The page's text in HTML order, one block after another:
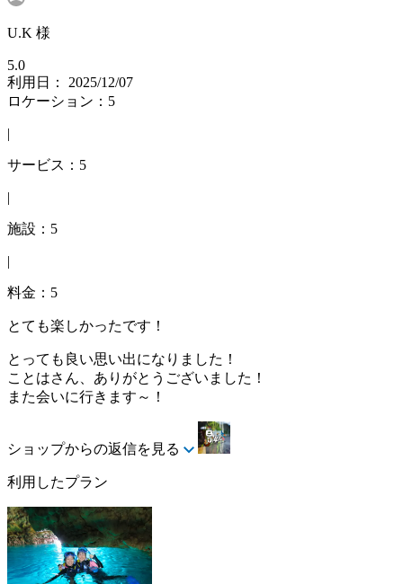
U.K 様
5.0
利用日： 2025/12/07
ロケーション：5
|
サービス：5
|
施設：5
|
料金：5
とても楽しかったです！
とっても良い思い出になりました！
ことはさん、ありがとうございました！
また会いに行きます～！
ショップからの返信を見る
利用したプラン